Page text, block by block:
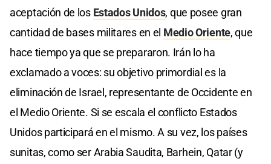
aceptación de los Estados Unidos, que posee gran
cantidad de bases militares en el Medio Oriente, que
hace tiempo ya que se prepararon. Irán lo ha
exclamado a voces: su objetivo primordial es la
eliminación de Israel, representante de Occidente en
el Medio Oriente. Si se escala el conflicto Estados
Unidos participará en el mismo. A su vez, los países
sunitas, como ser Arabia Saudita, Barhein, Qatar (y